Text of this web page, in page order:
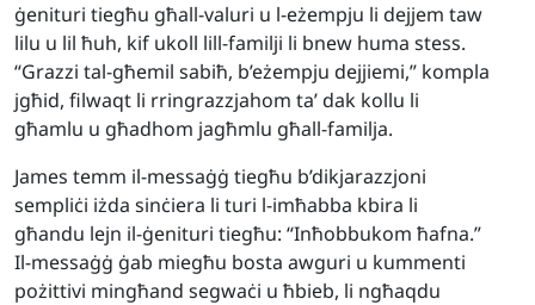
ġenituri tiegħu għall-valuri u l-eżempju li dejjem taw
lilu u lil ħuh, kif ukoll lill-familji li bnew huma stess.
“Grazzi tal-għemil sabiħ, b’eżempju dejjiemi,” kompla
jgħid, filwaqt li rringrazzjahom ta’ dak kollu li
għamlu u għadhom jagħmlu għall-familja.
James temm il-messaġġ tiegħu b’dikjarazzjoni
sempliċi iżda sinċiera li turi l-imħabba kbira li
għandu lejn il-ġenituri tiegħu: “Inħobbukom ħafna.”
Il-messaġġ ġab miegħu bosta awguri u kummenti
pożittivi mingħand segwaċi u ħbieb, li ngħaqdu